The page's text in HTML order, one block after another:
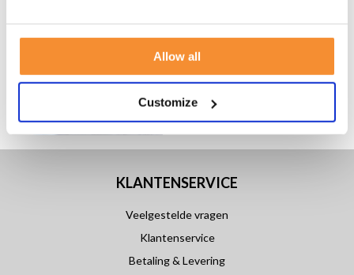
Allow all
Customize
KLANTENSERVICE
Veelgestelde vragen
Klantenservice
Betaling & Levering